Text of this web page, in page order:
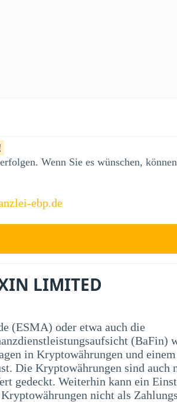
Wenn Sie es wünschen,
ebp.de
LIMITED
(ESMA) oder etwa auch die
(BaFin)
in Kryptowährungen und einem
Die Kryptowährungen sind auch
gedeckt. Weiterhin kann ein
nicht als